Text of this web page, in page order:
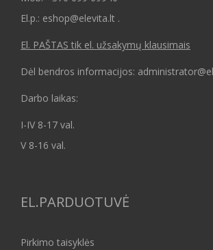
El.p.: eshop@elevita.lt .
El. PAŠTAS tik el. užsakymų klausimais
Dėl bendros informacijos:
Darbo laikas:
I-IV 8-17 val.
V 8-16 val.
EL.PARDUOTUVĖ
Pirkimo taisyklės